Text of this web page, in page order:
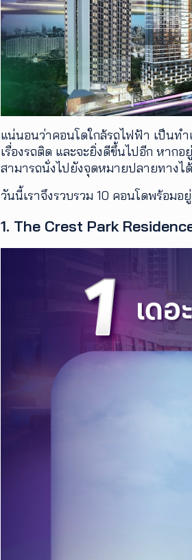
แน่นอนว่าคอนโดใกล้รถไฟฟ้า เป็นทำ
เรื่องรถติด และจะยิ่งดีขึ้นไปอีก หาก
สามารถนั่งไปยังจุดหมายปลายทางไ
วันนี้เราจึงรวบรวม 10 คอนโดพร้อม
1. The Crest Park